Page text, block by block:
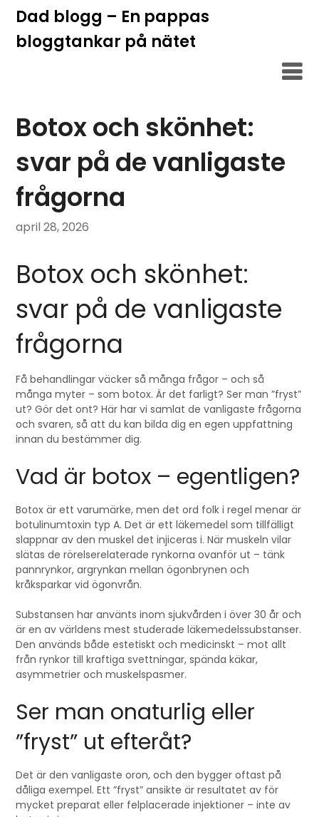
Hoppa
innehåll
Dad blogg – En pappas
bloggtankar på nätet
Botox och skönhet:
svar på de vanligaste
frågorna
april 28, 2026
Botox och skönhet:
svar på de vanligaste
frågorna
Få behandlingar väcker så många frågor – och så
många myter – som botox. Är det farligt? Ser man ”fryst”
ut? Gör det ont? Här har vi samlat de vanligaste frågorna
och svaren, så att du kan bilda dig en egen uppfattning
innan du bestämmer dig.
Vad är botox – egentligen?
Botox är ett varumärke, men det ord folk i regel menar är
botulinumtoxin typ A. Det är ett läkemedel som tillfälligt
slappnar av den muskel det injiceras i. När muskeln vilar
slätas de rörelserelaterade rynkorna ovanför ut – tänk
pannrynkor, argrynkan mellan ögonbrynen och
kråksparkar vid ögonvrån.
Substansen har använts inom sjukvården i över 30 år och
är en av världens mest studerade läkemedelssubstanser.
Den används både estetiskt och medicinskt – mot allt
från rynkor till kraftiga svettningar, spända käkar,
asymmetrier och muskelspasmer.
Ser man onaturlig eller
”fryst” ut efteråt?
Det är den vanligaste oron, och den bygger oftast på
dåliga exempel. Ett ”fryst” ansikte är resultatet av för
mycket preparat eller felplacerade injektioner – inte av